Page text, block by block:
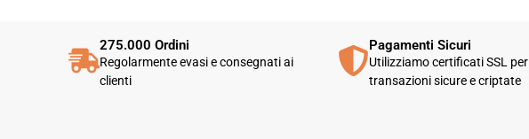
275.000 Ordini
Regolarmente evasi e consegnati ai
clienti
Pagamenti Sicuri
Utilizziamo certificati SSL per
transazioni sicure e criptate